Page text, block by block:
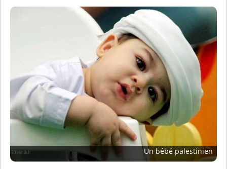
Un bébé palestinien